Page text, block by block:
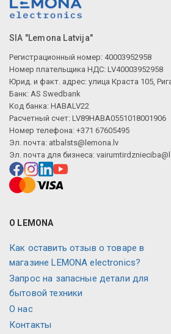
SIA "Lemona Latvija"
Регистрационный номер: 40003952958
Номер плательщика НДС: LV40003952958
Юрид. и факт. адрес: улица Краста 105,
Банк: AS Swedbank
Код банка: HABALV22
Расчетный счет: LV89HABA0551018001906
Номер телефона: +371 67605495
Эл. почта: atbalsts@lemona.lv
Эл. почта для бизнеса:
О LEMONA
Как оставить отзыв о товаре в
магазине LEMONA electronics?
Запрос на запасные детали для
бытовой техники
О нас
Контакты